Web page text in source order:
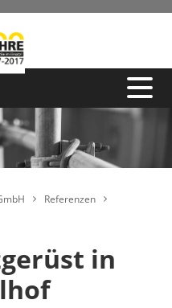
Referenzen
in